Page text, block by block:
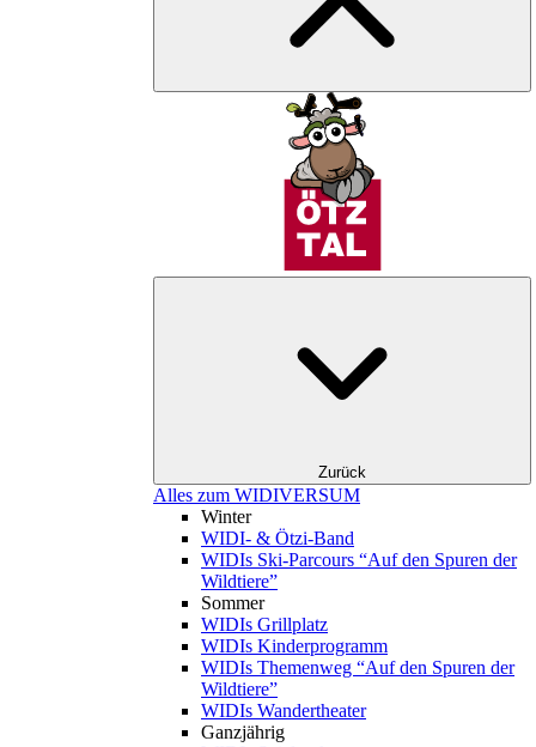
Zurück
Alles zum WIDIVERSUM
Winter
WIDI- & Ötzi-Band
WIDIs Ski-Parcours “Auf den Spuren der
Wildtiere”
Sommer
WIDIs Grillplatz
WIDIs Kinderprogramm
WIDIs Themenweg “Auf den Spuren der
Wildtiere”
WIDIs Wandertheater
Ganzjährig